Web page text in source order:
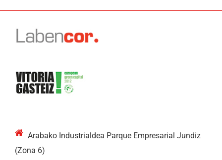
Arabako Industrialdea Parque Empresarial Jundiz
(Zona 6)